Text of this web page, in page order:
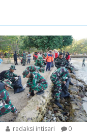
redaksi intisari 0